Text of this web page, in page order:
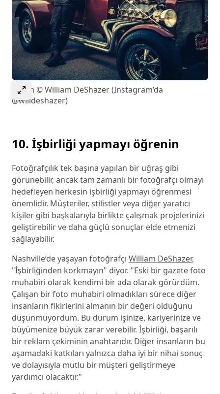
Görseli genişletmek için seçin
Resim © William DeShazer (Instagram’da
@willdeshazer)
10. İşbirliği yapmayı öğrenin
Fotoğrafçılık tek başına yapılan bir uğraş gibi
görünebilir, ancak tam zamanlı bir fotoğrafçı olmayı
hedefleyen herkesin işbirliği yapmayı öğrenmesi
önemlidir. Müşteriler, stilistler veya diğer yaratıcı
kişiler gibi başkalarıyla birlikte çalışmak projelerinizi
geliştirebilir ve daha güçlü sonuçlar elde etmenizi
sağlayabilir.
Nashville’de yaşayan fotoğrafçı William DeShazer,
"İşbirliğinden korkmayın" diyor. "Eski bir gazete foto
muhabiri olarak kendimi bir ada olarak görürdüm.
Çalışan bir foto muhabiri olmadıkları sürece diğer
insanların fikirlerini almanın bir değeri olduğunu
düşünmüyordum. Bu durum işinize, kariyerinize ve
büyümenize büyük zarar verebilir. İşbirliği, başarılı
bir reklam çekiminin anahtarıdır. Diğer insanların bu
aşamadaki katkıları yalnızca daha iyi bir nihai sonuç
ve dolayısıyla mutlu bir müşteri geliştirmeye
yardımcı olacaktır."